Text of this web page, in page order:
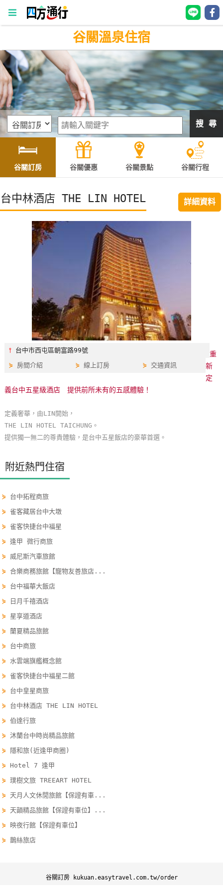
四
方
通
行
訂
房
灣
訂
房
直接跟飯店訂房 HOT
紅
你
玩
樂
地
圖
顧
客
服
務
顧
客
意
度
單
管
理
會
員
帳
客
服
絡
谷關溫泉住宿
搜 尋
谷關訂房 谷關優惠 谷關景點 谷關行程
台中林酒店 THE LIN HOTEL 詳細資料
⫯ 台中市西屯區朝富路99號
⋟ 房間介紹 ⋟線上訂房 ⋟ 交通資訊
重
新
定
義台中五星級酒店 提供前所未有的五感體驗！
定義奢華，由LIN開始，
THE LIN HOTEL TAICHUNG。
提供獨一無二的尊貴體驗，是台中五星飯店的豪華首選。
附近熱門住宿
⋟ 台中拓程商旅
⋟雀客藏居台中大墩
⋟雀客快捷台中福星
⋟逢甲 微行商旅
⋟ 威尼斯汽車旅館
⋟合樂商務旅館【寵物友善旅店...
⋟ 台中福華大飯店
⋟
日月千禧酒店
⋟ 星享道酒店
⋟蘭夏精品旅館
⋟ 台中商旅
⋟ 水雲端旗艦概念館
⋟雀客快捷台中福星二館
⋟ 台中皇星商旅
⋟ 台中林酒店 THE LIN HOTEL
⋟伯達行旅
⋟沐蘭台中時尚精品旅館
⋟
隱和旅(近逢甲商圈)
⋟ Hotel 7 逢甲
⋟璞樹文旅 TREEART HOTEL
⋟天月人文休閒旅館【保證有車...
⋟天韻精品旅館【保證有車位】...
⋟
映夜行館【保證有車位】
⋟鵲絲旅店
谷關訂房 kukuan.easytravel.com.tw/order